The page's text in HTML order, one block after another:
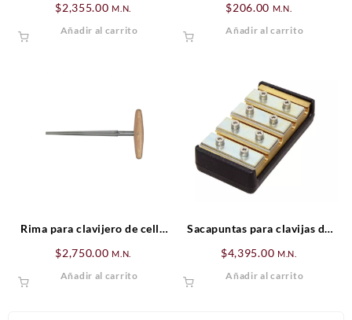
$2,355.00 M.N.
Añadir al carrito
$206.00 M.N.
Añadir al carrito
Rima para clavijero de cello
$2,750.00 M.N.
Añadir al carrito
Sacapuntas para clavijas de
$4,395.00 M.N.
Añadir al carrito